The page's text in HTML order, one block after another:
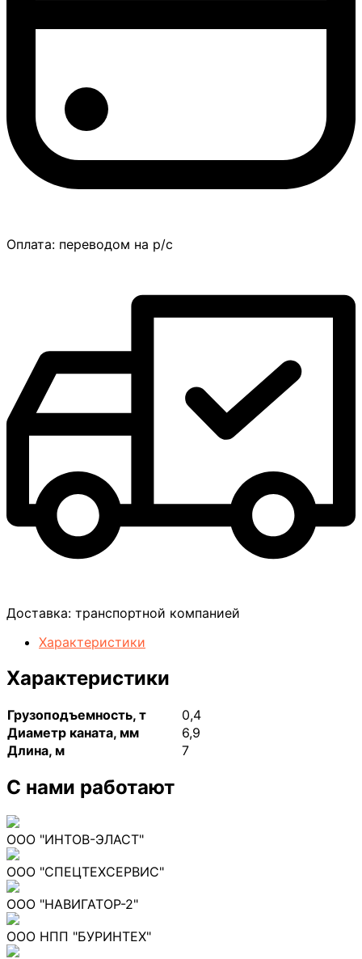
Оплата: переводом на р/с
Доставка: транспортной компанией
Характеристики
Характеристики
Грузоподъемность, т
0,4
Диаметр каната, мм
6,9
Длина, м
7
С нами работают
ООО "ИНТОВ-ЭЛАСТ"
ООО "СПЕЦТЕХСЕРВИС"
ООО "НАВИГАТОР-2"
ООО НПП "БУРИНТЕХ"